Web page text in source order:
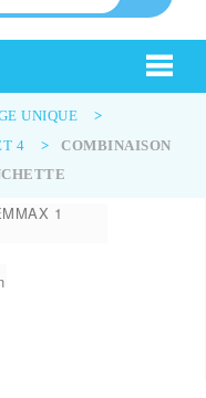
UNIQUE
>
4
>
COMBINAISON